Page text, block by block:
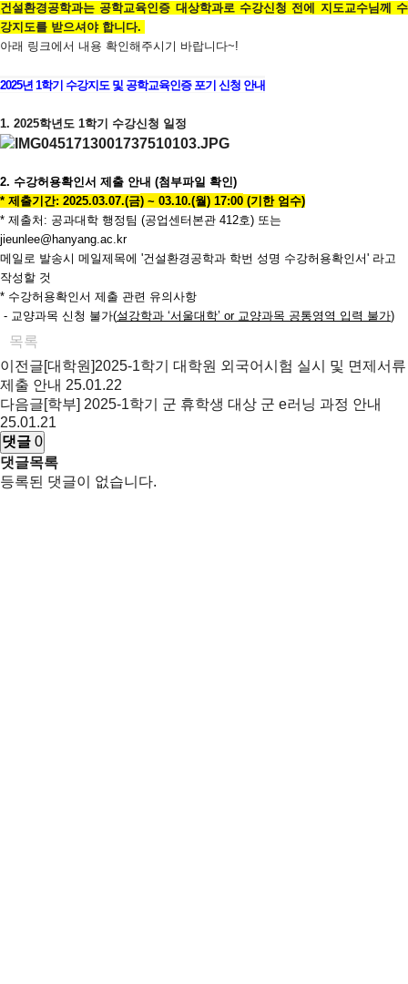
건설환경공학과는 공학교육인증 대상학과로 수강신청 전에 지도교수님께 수
강지도를 받으셔야 합니다.
아래 링크에서 내용 확인해주시기 바랍니다~!
2025년 1학기 수강지도 및 공학교육인증 포기 신청 안내
1. 2025학년도 1학기 수강신청 일정
2. 수강허용확인서 제출 안내 (첨부파일 확인)
* 제출기간: 2025.03.07.(금) ~ 03.10.(월) 17:00 (기한 엄수)
* 제출처: 공과대학 행정팀 (공업센터본관 412호) 또는
jieunlee@hanyang.ac.kr
메일로 발송시 메일제목에 '건설환경공학과 학번 성명 수강허용확인서' 라고
작성할 것
* 수강허용확인서 제출 관련 유의사항
- 교양과목 신청 불가(설강학과 ‘서울대학’ or 교양과목 공통영역 입력 불가)
목록
이전글[대학원]2025-1학기 대학원 외국어시험 실시 및 면제서류
제출 안내 25.01.22
다음글[학부] 2025-1학기 군 휴학생 대상 군 e러닝 과정 안내
25.01.21
댓글 0
댓글목록
등록된 댓글이 없습니다.